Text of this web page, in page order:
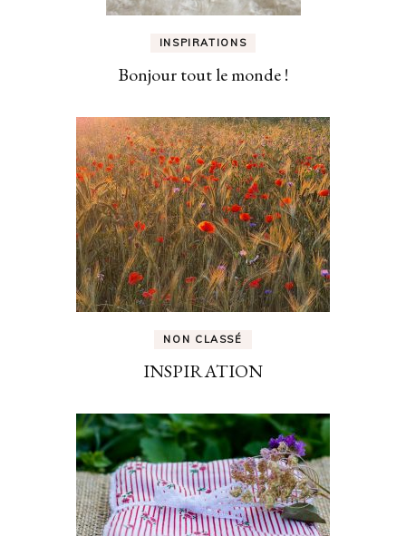
INSPIRATIONS
Bonjour tout le monde !
NON CLASSÉ
INSPIRATION